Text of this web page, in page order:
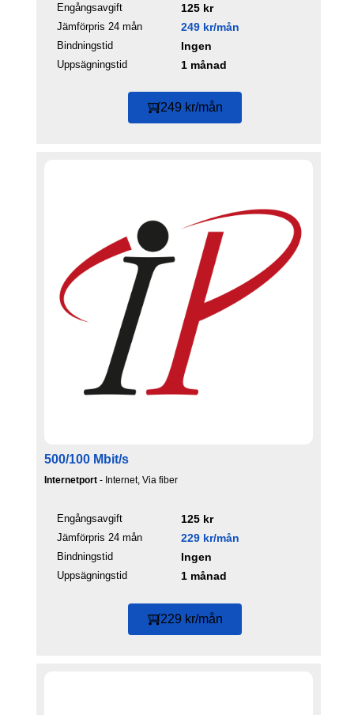
Engångsavgift 125 kr
Jämförpris 24 mån 249 kr/mån
Bindningstid Ingen
Uppsägningstid 1 månad
249 kr/mån
500/100 Mbit/s
Internetport - Internet, Via fiber
Engångsavgift 125 kr
Jämförpris 24 mån 229 kr/mån
Bindningstid Ingen
Uppsägningstid 1 månad
229 kr/mån